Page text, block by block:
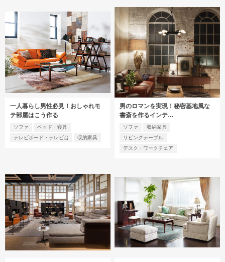
一人暮らし男性必見！おしゃれモ
テ部屋はこう作る
ソファ
ベッド・寝具
テレビボード・テレビ台
収納家具
男のロマンを実現！秘密基地風な
書斎を作るインテ…
ソファ
収納家具
リビングテーブル
デスク・ワークチェア